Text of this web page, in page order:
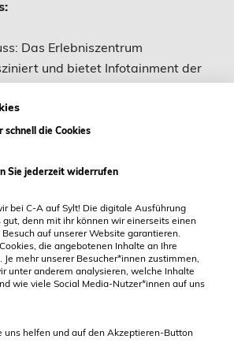
Das Erlebniszentrum
und bietet Infotainment der
Programm.
Fischbrötchen auf die Hand,
mit Knobi, das gehört einfach
Tage im Sommer ab:
vor List auf Reede liegen und ihre
die Cookies
Sie jederzeit widerrufen
bei C-A auf Sylt! Die digitale Ausführung
denn mit ihr können wir einerseits einen
auf unserer Website garantieren.
die angebotenen Inhalte an Ihre
Je mehr unserer Besucher*innen zustimmen,
unter anderem analysieren, welche Inhalte
wie viele Social Media-Nutzer*innen auf uns
uns helfen und auf den Akzeptieren-Button